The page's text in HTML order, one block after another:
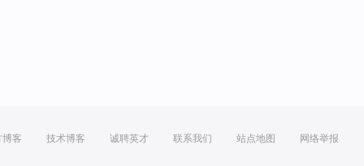
博客 技术博客 诚聘英才 联系我们 站点地图 网络举报